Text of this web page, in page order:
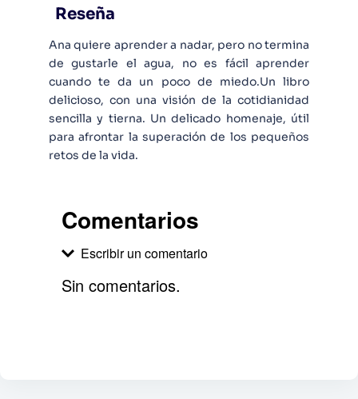
Reseña
Ana quiere aprender a nadar, pero no termina
de gustarle el agua, no es fácil aprender
cuando te da un poco de miedo.Un libro
delicioso, con una visión de la cotidianidad
sencilla y tierna. Un delicado homenaje, útil
para afrontar la superación de los pequeños
retos de la vida.
Comentarios
Escribir un comentario
Sin comentarios.